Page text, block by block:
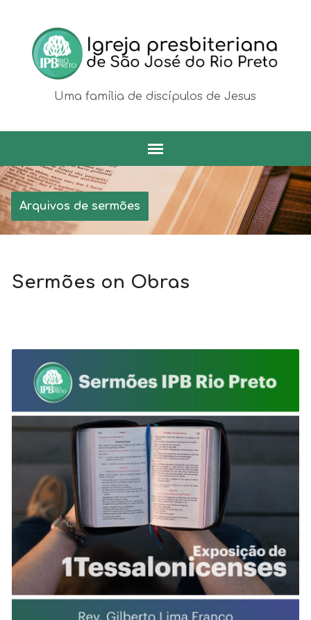
Uma família de discípulos de Jesus
Arquivos de sermões
Sermões on Obras